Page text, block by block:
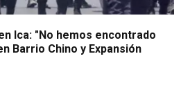
Ica: "No hemos encontrado
Barrio Chino y Expansión